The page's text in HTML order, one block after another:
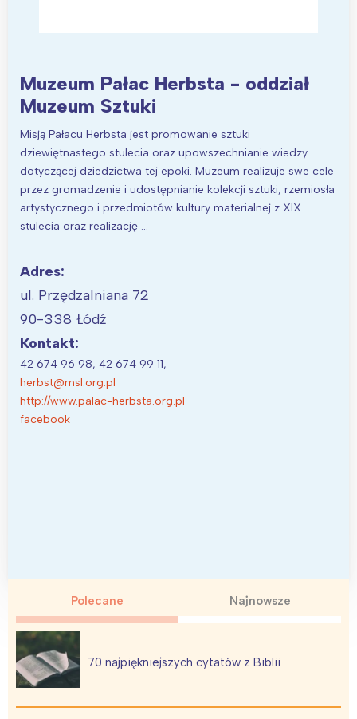
Muzeum Pałac Herbsta - oddział
Muzeum Sztuki
Misją Pałacu Herbsta jest promowanie sztuki
dziewiętnastego stulecia oraz upowszechnianie wiedzy
dotyczącej dziedzictwa tej epoki. Muzeum realizuje swe cele
przez gromadzenie i udostępnianie kolekcji sztuki, rzemiosła
artystycznego i przedmiotów kultury materialnej z XIX
stulecia oraz realizację …
Adres:
ul. Przędzalniana 72
90-338 Łódź
Kontakt:
42 674 96 98, 42 674 99 11,
herbst@msl.org.pl
http://www.palac-herbsta.org.pl
facebook
Polecane Najnowsze
70 najpiękniejszych cytatów z Biblii
Wybieram